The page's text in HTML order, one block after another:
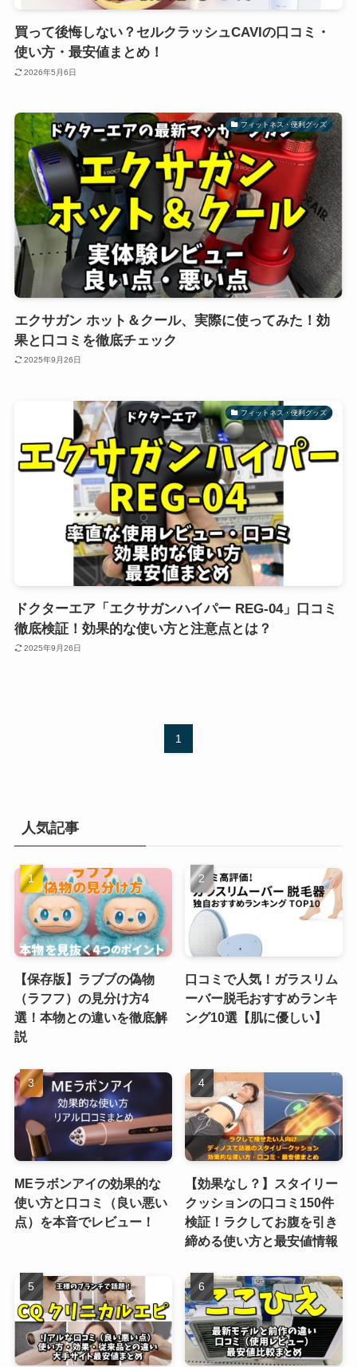
買って後悔しない？セルクラッシュCAVIの口コミ・
使い方・最安値まとめ！
2026年5月6日
フィットネス・便利グッズ
エクサガン ホット＆クール、実際に使ってみた！効
果と口コミを徹底チェック
2025年9月26日
フィットネス・便利グッズ
ドクターエア「エクサガンハイパー REG-04」口コミ
徹底検証！効果的な使い方と注意点とは？
2025年9月26日
1
人気記事
【保存版】ラブブの偽物
（ラフフ）の見分け方4
選！本物との違いを徹底解
説
口コミで人気！ガラスリム
ーバー脱毛おすすめランキ
ング10選【肌に優しい】
MEラボンアイの効果的な
使い方と口コミ（良い悪い
点）を本音でレビュー！
【効果なし？】スタイリー
クッションの口コミ150件
検証！ラクしてお腹を引き
締める使い方と最安値情報